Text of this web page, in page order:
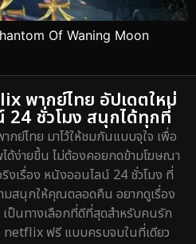
Of Waning Moon
พากย์ไทย อัปเดตใหม่
ชั่วโมง สนุกได้ทุกที่
ย์ไทย มาไว้ให้ชมกันแบบจุใจ เพื่อ
ด้ง่ายขึ้น ไม่ต้องคอยกดข้ามโฆษณา
ริงเรื่อง หนังออนไลน์ 24 ชั่วโมง ที่
สนุกให้คุณตลอดคืน อยากดูเรื่อง
ป็นทางเลือกที่ดีที่สุดสำหรับคนรัก
netflix ฟรี แบบครบจบในที่เดียว